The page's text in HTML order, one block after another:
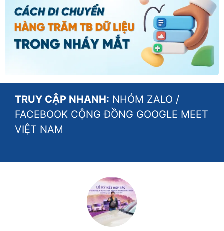
TRUY CẬP NHANH: NHÓM ZALO /
FACEBOOK CỘNG ĐỒNG GOOGLE MEET
VIỆT NAM